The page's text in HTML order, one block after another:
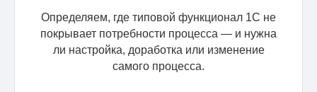
Определяем, где типовой функционал 1С не
покрывает потребности процесса — и нужна
ли настройка, доработка или изменение
самого процесса.